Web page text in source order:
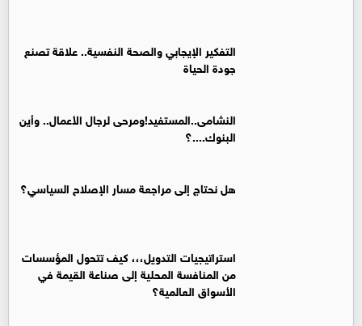
التفكير الإيجابي والصحة النفسية.. علاقة تصنع
جودة الحياة
النشامى..المستفيد!ومرحى لرجال الأعمال.. وأين
البنوك....؟
هل نحتاج إلى مراجعة مسار الإصلاح السياسي؟
استراتيجيات التدويل،،، كيف تتحول المؤسسات
من المنافسة المحلية إلى صناعة القيمة في
الأسواق العالمية؟